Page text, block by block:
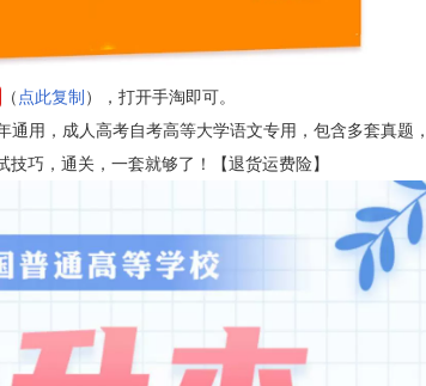
（ 点此复制 ），打开手淘即可。
通用，成人高考自考高等大学语文专用，包含多套真题
巧，通关，一套就够了！【退货运费险】